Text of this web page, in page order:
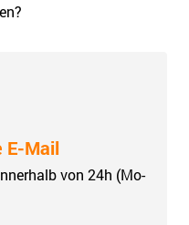
E-Mail
von 24h (Mo-